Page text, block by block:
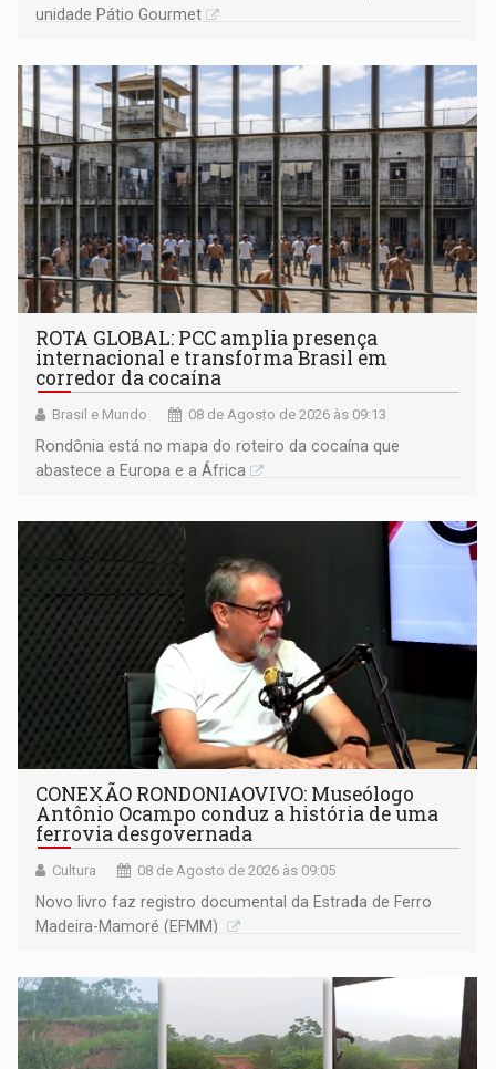
unidade Pátio Gourmet
ROTA GLOBAL: PCC amplia presença
internacional e transforma Brasil em
corredor da cocaína
Brasil e Mundo 08 de Agosto de 2026 às 09:13
Rondônia está no mapa do roteiro da cocaína que
abastece a Europa e a África
CONEXÃO RONDONIAOVIVO: Museólogo
Antônio Ocampo conduz a história de uma
ferrovia desgovernada
Cultura 08 de Agosto de 2026 às 09:05
Novo livro faz registro documental da Estrada de Ferro
Madeira-Mamoré (EFMM)